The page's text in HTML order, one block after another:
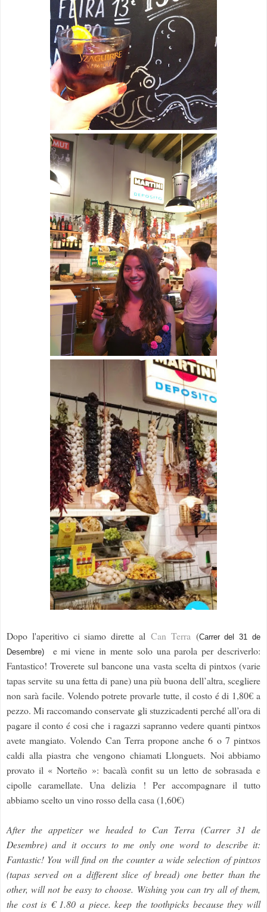
Dopo l'aperitivo ci siamo dirette al Can Terra(Carrer del 31 de
Desembre)
e mi viene in mente solo una parola per descriverlo:
Fantastico! Troverete sul bancone una vasta scelta di pintxos (varie
tapas servite su una fetta di pane) una più buona dell’altra, scegliere
non sarà facile. Volendo potrete provarle tutte, il costo é di 1,80€ a
pezzo. Mi raccomando conservate gli stuzzicadenti perché all’ora di
pagare il conto é cosi che i ragazzi sapranno vedere quanti pintxos
avete mangiato. Volendo Can Terra propone anche 6 o 7 pintxos
caldi alla piastra che vengono chiamati Llonguets. Noi abbiamo
provato il « Norteño »: bacalà confit su un letto de sobrasada e
cipolle caramellate. Una delizia ! Per accompagnare il tutto
abbiamo scelto un vino rosso della casa (1,60€)
After the appetizer we headed to Can Terra (Carrer 31 de
Desembre) and it occurs to me only one word to describe it:
Fantastic! You will find on the counter a wide selection of pintxos
(tapas served on a different slice of bread) one better than the
other, will not be easy to choose. Wishing you can try all of them,
the cost is € 1.80 a piece. keep the toothpicks because they will